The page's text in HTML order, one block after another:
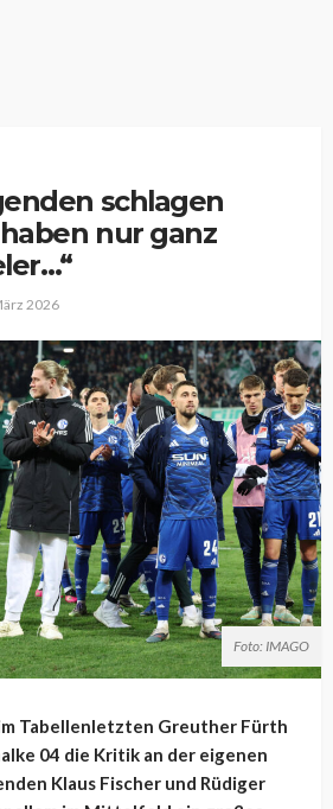
schlagen
nur ganz
2026
Foto: IMAGO
Tabellenletzten Greuther Fürth
04 die Kritik an der eigenen
Klaus Fischer und Rüdiger